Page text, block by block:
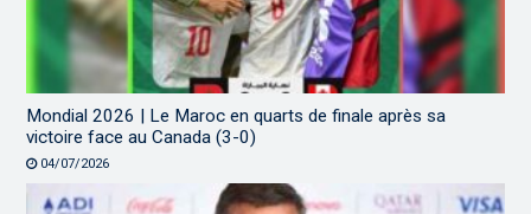
Mondial 2026 | Le Maroc en quarts de finale après sa
victoire face au Canada (3-0)
04/07/2026